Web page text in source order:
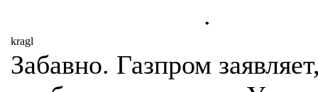
.
kragl
Забавно. Газпром